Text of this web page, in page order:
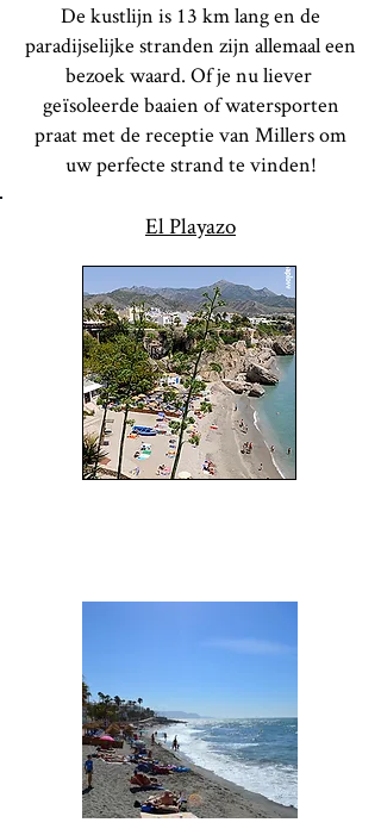
De kustlijn is 13 km lang en de
paradijselijke stranden zijn allemaal een
bezoek waard. Of je nu liever
geïsoleerde baaien of watersporten
praat met de receptie van Millers om
uw perfecte strand te vinden!
El Playazo